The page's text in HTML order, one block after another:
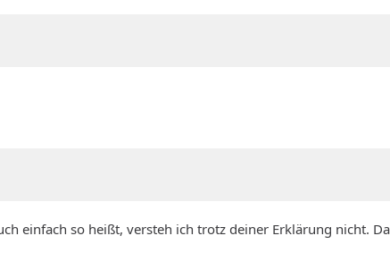
einfach so heißt, versteh ich trotz deiner Erklärung nicht.